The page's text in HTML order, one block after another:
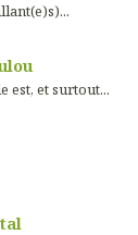
est, et surtout...